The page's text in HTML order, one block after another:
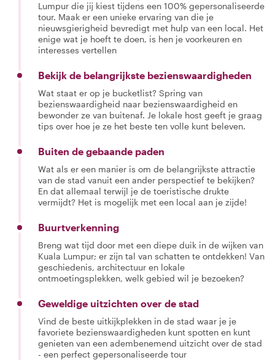
Lumpur die jij kiest tijdens een 100% gepersonaliseerde
tour. Maak er een unieke ervaring van die je
nieuwsgierigheid bevredigt met hulp van een local. Het
enige wat je hoeft te doen, is hen je voorkeuren en
interesses vertellen
Bekijk de belangrijkste bezienswaardigheden
Wat staat er op je bucketlist? Spring van
bezienswaardigheid naar bezienswaardigheid en
bewonder ze van buitenaf. Je lokale host geeft je graag
tips over hoe je ze het beste ten volle kunt beleven.
Buiten de gebaande paden
Wat als er een manier is om de belangrijkste attractie
van de stad vanuit een ander perspectief te bekijken?
En dat allemaal terwijl je de toeristische drukte
vermijdt? Het is mogelijk met een local aan je zijde!
Buurtverkenning
Breng wat tijd door met een diepe duik in de wijken van
Kuala Lumpur; er zijn tal van schatten te ontdekken! Van
geschiedenis, architectuur en lokale
ontmoetingsplekken, welk gebied wil je bezoeken?
Geweldige uitzichten over de stad
Vind de beste uitkijkplekken in de stad waar je je
favoriete bezienswaardigheden kunt spotten en kunt
genieten van een adembenemend uitzicht over de stad
- een perfect gepersonaliseerde tour